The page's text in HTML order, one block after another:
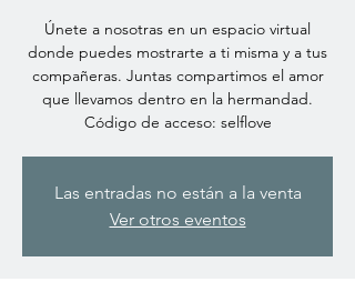
Únete a nosotras en un espacio virtual
donde puedes mostrarte a ti misma y a tus
compañeras. Juntas compartimos el amor
que llevamos dentro en la hermandad.
Código de acceso: selflove
Las entradas no están a la venta
Ver otros eventos